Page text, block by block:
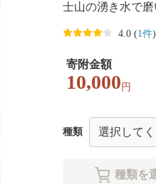
士山の湧き水で
4.0 (1件)
寄附金額
10,000 円
種類